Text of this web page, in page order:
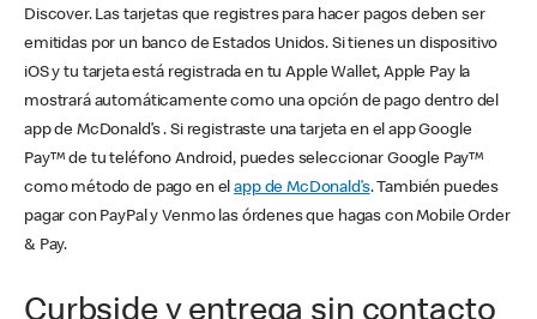
Discover. Las tarjetas que registres para hacer pagos deben ser
emitidas por un banco de Estados Unidos. Si tienes un dispositivo
iOS y tu tarjeta está registrada en tu Apple Wallet, Apple Pay la
mostrará automáticamente como una opción de pago dentro del
app de McDonald’s . Si registraste una tarjeta en el app Google
Pay™ de tu teléfono Android, puedes seleccionar Google Pay™
como método de pago en elapp de McDonald’s. También puedes
pagar con PayPal y Venmo las órdenes que hagas con Mobile Order
& Pay.